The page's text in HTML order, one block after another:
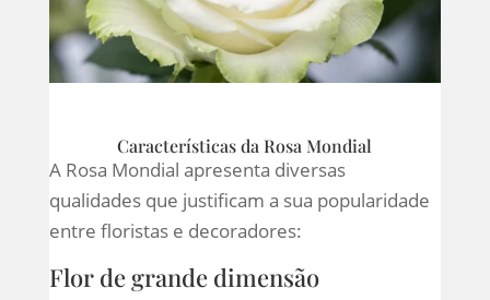
Características da Rosa Mondial
A Rosa Mondial apresenta diversas
qualidades que justificam a sua popularidade
entre floristas e decoradores:
Flor de grande dimensão